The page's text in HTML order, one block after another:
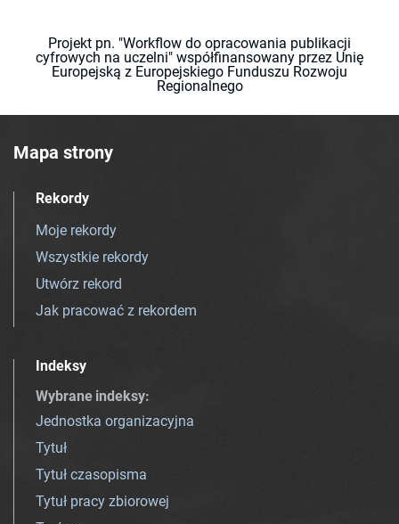
Projekt pn. "Workflow do opracowania publikacji
cyfrowych na uczelni" współfinansowany przez Unię
Europejską z Europejskiego Funduszu Rozwoju
Regionalnego
Mapa strony
Rekordy
Moje rekordy
Wszystkie rekordy
Utwórz rekord
Jak pracować z rekordem
Indeksy
Wybrane indeksy:
Jednostka organizacyjna
Tytuł
Tytuł czasopisma
Tytuł pracy zbiorowej